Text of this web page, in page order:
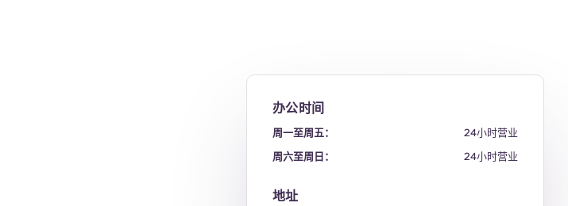
办公时间
周一至周五：
24小时营业
周六至周日：
24小时营业
地址